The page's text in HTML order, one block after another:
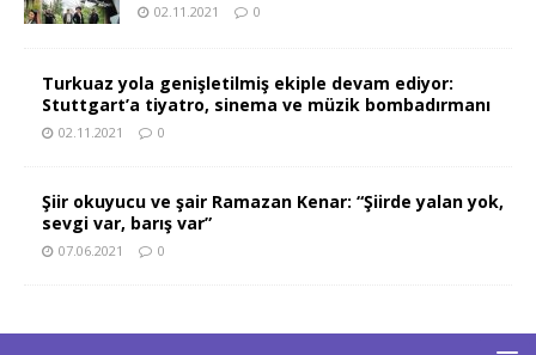
02.11.2021 0
Turkuaz yola genişletilmiş ekiple devam ediyor:
Stuttgart’a tiyatro, sinema ve müzik bombadırmanı
02.11.2021 0
Şiir okuyucu ve şair Ramazan Kenar: “Şiirde yalan yok,
sevgi var, barış var”
07.06.2021 0